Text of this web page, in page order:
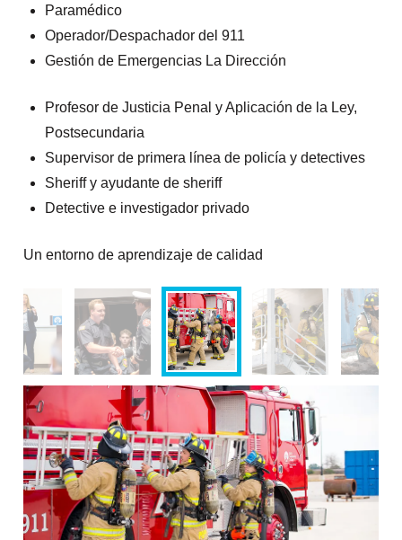
Paramédico
Operador/Despachador del 911
Gestión de Emergencias La Dirección
Profesor de Justicia Penal y Aplicación de la Ley,
Postsecundaria
Supervisor de primera línea de policía y detectives
Sheriff y ayudante de sheriff
Detective e investigador privado
Un entorno de aprendizaje de calidad